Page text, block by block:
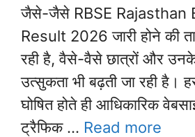
जैसे-जैसे RBSE Rajasthan
Result 2026 जारी होने की
रही है, वैसे-वैसे छात्रों और उनके
उत्सुकता भी बढ़ती जा रही है।
घोषित होते ही आधिकारिक
ट्रैफिक … Read more